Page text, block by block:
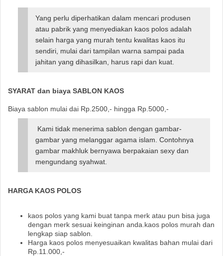
Yang perlu diperhatikan dalam mencari produsen
atau pabrik yang menyediakan kaos polos adalah
selain harga yang murah tentu kwalitas kaos itu
sendiri, mulai dari tampilan warna sampai pada
jahitan yang dihasilkan, harus rapi dan kuat.
SYARAT dan biaya SABLON KAOS
Biaya sablon mulai dai Rp.2500,- hingga Rp.5000,-
Kami tidak menerima sablon dengan gambar-
gambar yang melanggar agama islam. Contohnya
gambar makhluk bernyawa berpakaian sexy dan
mengundang syahwat.
HARGA KAOS POLOS
kaos polos yang kami buat tanpa merk atau pun bisa juga
dengan merk sesuai keinginan anda.kaos polos murah dan
lengkap siap sablon.
Harga kaos polos menyesuaikan kwalitas bahan mulai dari
Rp.11.000,-